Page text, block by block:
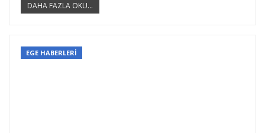
DAHA FAZLA OKU...
EGE HABERLERİ